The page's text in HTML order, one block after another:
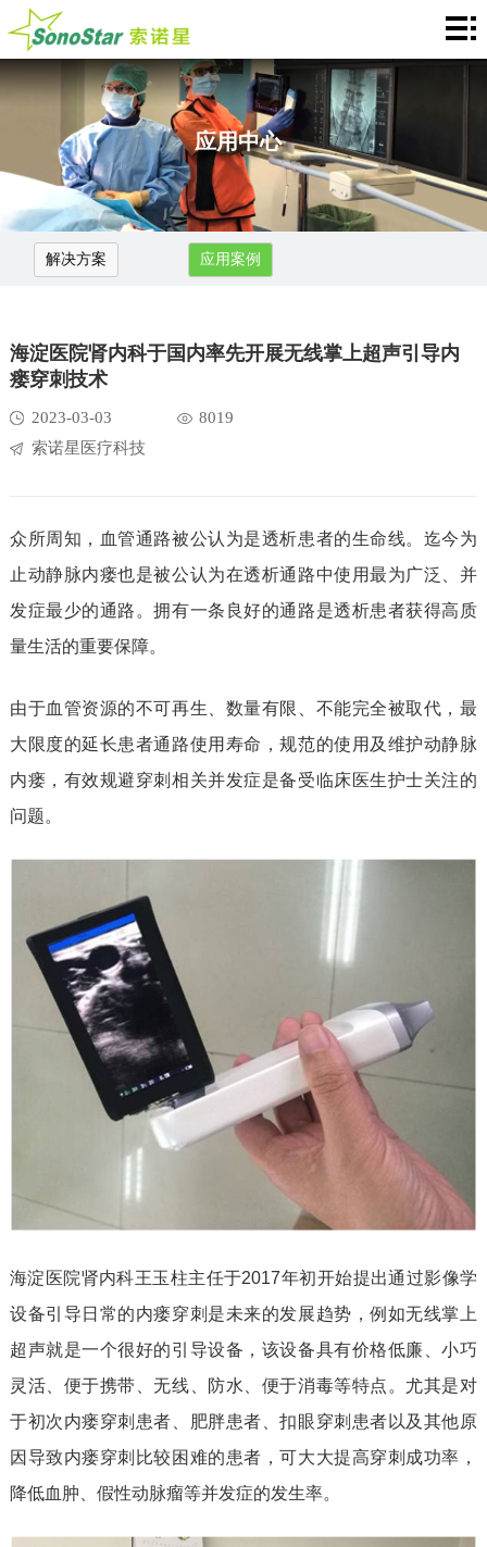
Home
关
我
们
闻
中
产
品
应
心
支
持
作
加
联
系
Languages
应用中心
解决方案 应用案例
海淀医院肾内科于国内率先开展无线掌上超声引导内
瘘穿刺技术
2023-03-03
8019
索诺星医疗科技
众所周知，血管通路被公认为是透析患者的生命线。迄今为
止动静脉内瘘也是被公认为在透析通路中使用最为广泛、并
发症最少的通路。拥有一条良好的通路是透析患者获得高质
量生活的重要保障。
由于血管资源的不可再生、数量有限、不能完全被取代，最
大限度的延长患者通路使用寿命，规范的使用及维护动静脉
内瘘，有效规避穿刺相关并发症是备受临床医生护士关注的
问题。
海淀医院肾内科王玉柱主任于2017年初开始提出通过影像学
设备引导日常的内瘘穿刺是未来的发展趋势，例如无线掌上
超声就是一个很好的引导设备，该设备具有价格低廉、小巧
灵活、便于携带、无线、防水、便于消毒等特点。尤其是对
于初次内瘘穿刺患者、肥胖患者、扣眼穿刺患者以及其他原
因导致内瘘穿刺比较困难的患者，可大大提高穿刺成功率，
降低血肿、假性动脉瘤等并发症的发生率。